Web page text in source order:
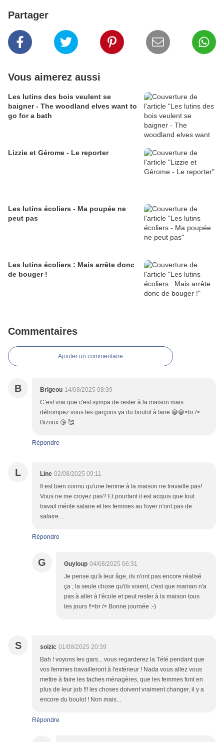
Partager
Vous aimerez aussi
Les lutins des bois veulent se
baigner - The woodland elves want to
go for a bath
Lizzie et Gérome - Le reporter
Les lutins écoliers - Ma poupée ne
peut pas
Les lutins écoliers : Mais arrête donc
de bouger !
Commentaires
Ajouter un commentaire
B Brigeou 14/08/2025 08:39
C’est vrai que c'est sympa de rester à la maison mais
détrompez vous les garçons ya du boulot à faire 😅😅<br />
Bizoux 😘 🥰
Répondre
L Line 02/08/2025 09:11
Il est bien connu qu'une femme à la maison ne travaille pas!
Vous ne me croyez pas? Et pourtant il est acquis que tout
travail mérite salaire et les femmes au foyer n'ont pas de
salaire...
Répondre
G Guyloup 04/08/2025 06:31
Je pense qu'à leur âge, ils n'ont pas encore réalisé
ça ; la seule chose qu'ils voient, c'est que maman n'a
pas à aller à l'école et peut rester à la maison tous
les jours !!<br /> Bonne journée :-)
S soizic 01/08/2025 20:39
Bah ! voyons les gars... vous regarderez la Télé pendant que
vos femmes travailleront à l'extérieur ! Nada vous allez vous
mettre à faire les taches ménagères, que les femmes font en
plus de leur job !!! les choses doivent vraiment changer, il y a
encore du boulot ! Non mais...
Répondre